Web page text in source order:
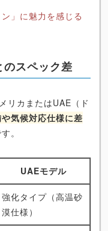
」に魅力を感じる
スペック差
リカまたはUAE（ド
気候対応仕様に差
。
UAEモデル
強化タイプ（高温砂
漠仕様）